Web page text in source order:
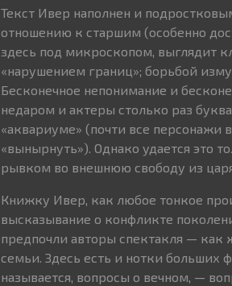
Текст Ивер наполнен и
отношению к старшим (особенно
здесь под микроскопом, выглядит
«нарушением границ»; борьбой
Бесконечное непонимание и
недаром и актеры столько раз
«аквариуме» (почти все персонажи
«вынырнуть»). Однако удается это
рывком во внешнюю свободу из
Книжку Ивер, как любое тонкое
высказывание о конфликте
предпочли авторы спектакля —
семьи. Здесь есть и нотки больших
называется, вопросы о вечном, —